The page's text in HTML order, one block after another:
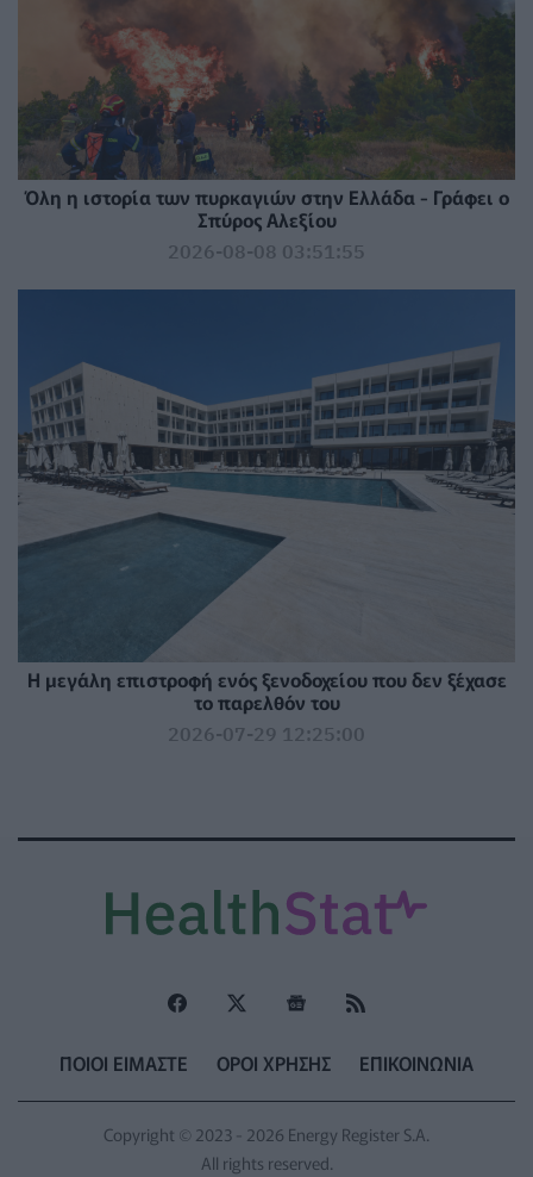
Όλη η ιστορία των πυρκαγιών στην Ελλάδα - Γράφει ο
Σπύρος Αλεξίου
2026-08-08 03:51:55
Η μεγάλη επιστροφή ενός ξενοδοχείου που δεν ξέχασε
το παρελθόν του
2026-07-29 12:25:00
ΠΟΙΟΙ ΕΙΜΑΣΤΕ ΟΡΟΙ ΧΡΗΣΗΣ ΕΠΙΚΟΙΝΩΝΙΑ
Copyright © 2023 - 2026 Energy Register S.A.
All rights reserved.